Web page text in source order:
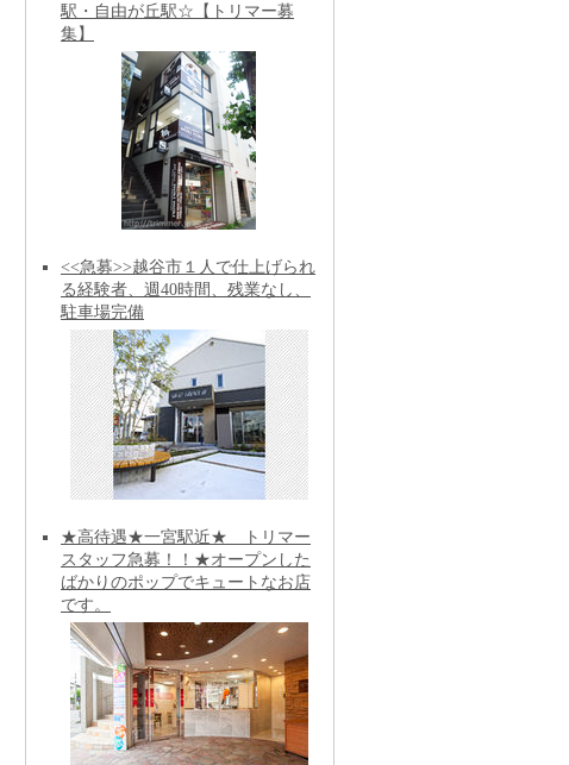
駅・自由が丘駅☆【トリマー募
集】
<<急募>>越谷市１人で仕上げられ
る経験者、週40時間、残業なし、
駐車場完備
★高待遇★一宮駅近★ トリマー
スタッフ急募！！★オープンした
ばかりのポップでキュートなお店
です。